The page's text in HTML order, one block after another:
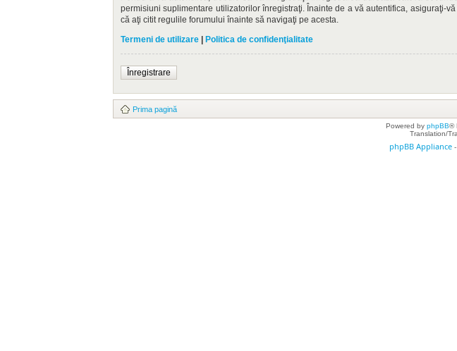
permisiuni suplimentare utilizatorilor înregistraţi. Înainte de a vă autentifica, asiguraţi-
că aţi citit regulile forumului înainte să navigaţi pe acesta.
Termeni de utilizare | Politica de confidenţialitate
Înregistrare
Prima pagină
Powered by phpBB®
Translation/
phpBB Appliance